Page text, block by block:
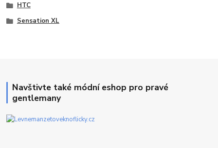
HTC
Sensation XL
Navštivte také módní eshop pro pravé
gentlemany